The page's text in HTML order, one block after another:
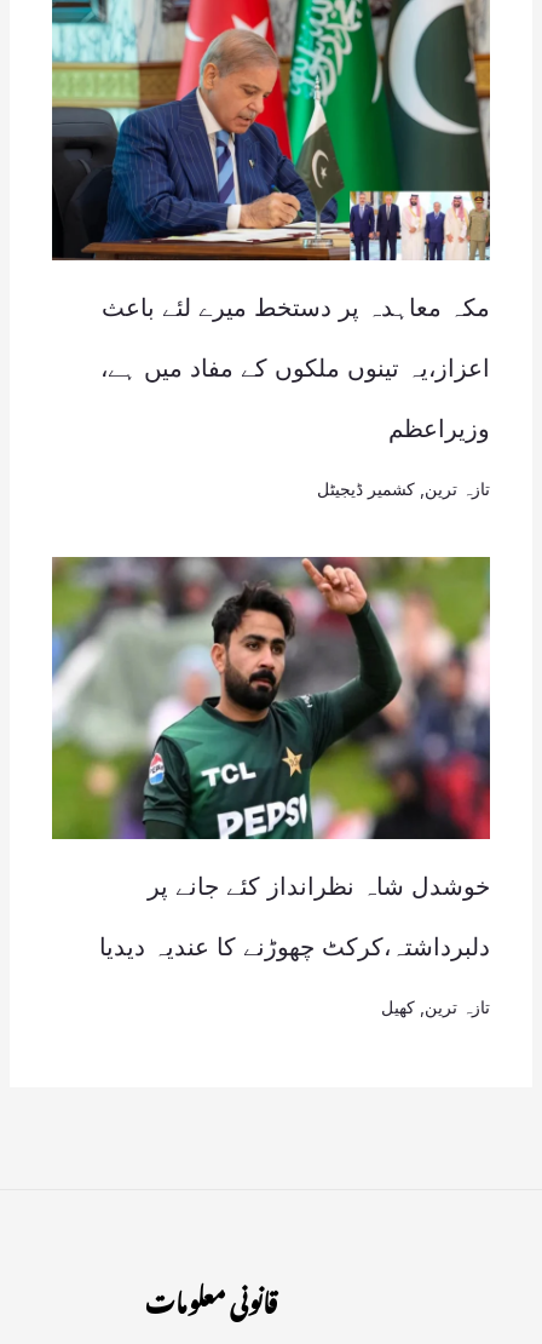
مکہ معاہدہ پر دستخط میرے لئے باعث
اعزاز،یہ تینوں ملکوں کے مفاد میں ہے،
وزیراعظم
تازہ ترین کشمیر ڈیجیٹل
خوشدل شاہ نظرانداز کئے جانے پر
دلبرداشتہ،کرکٹ چھوڑنے کا عندیہ دیدیا
تازہ ترین کھیل
قانونی معلومات